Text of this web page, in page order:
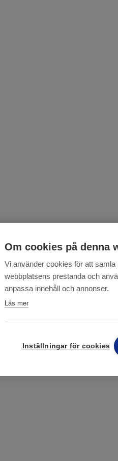
Om cookies på denna
Vi använder cookies för att
webbplatsens prestanda och
anpassa innehåll och annonser.
Läs mer
Inställningar för cookies